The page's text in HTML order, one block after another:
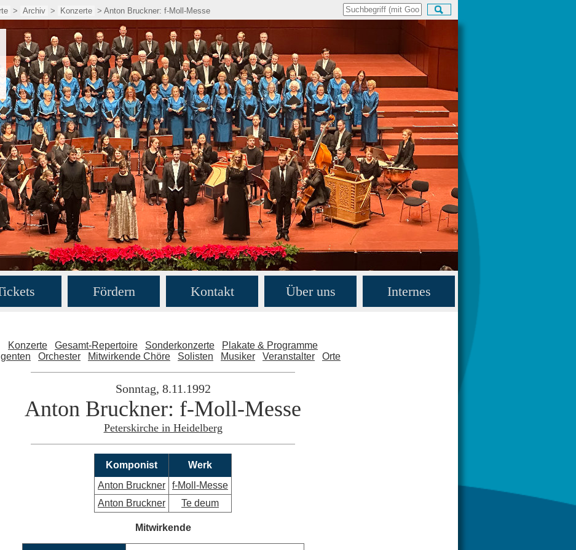
> Archiv > Konzerte > Anton Bruckner: f-Moll-Messe
Fördern Kontakt Über uns Internes
Konzerte Gesamt-Repertoire Sonderkonzerte
Plakate & Programme
Orchester Mitwirkende Chöre Solisten Musiker Veranstalter Orte
Sonntag, 8.11.1992
Anton Bruckner: f-Moll-Messe
Peterskirche in Heidelberg
Komponist
Werk
Anton Bruckner
f-Moll-Messe
Anton Bruckner
Te deum
Mitwirkende